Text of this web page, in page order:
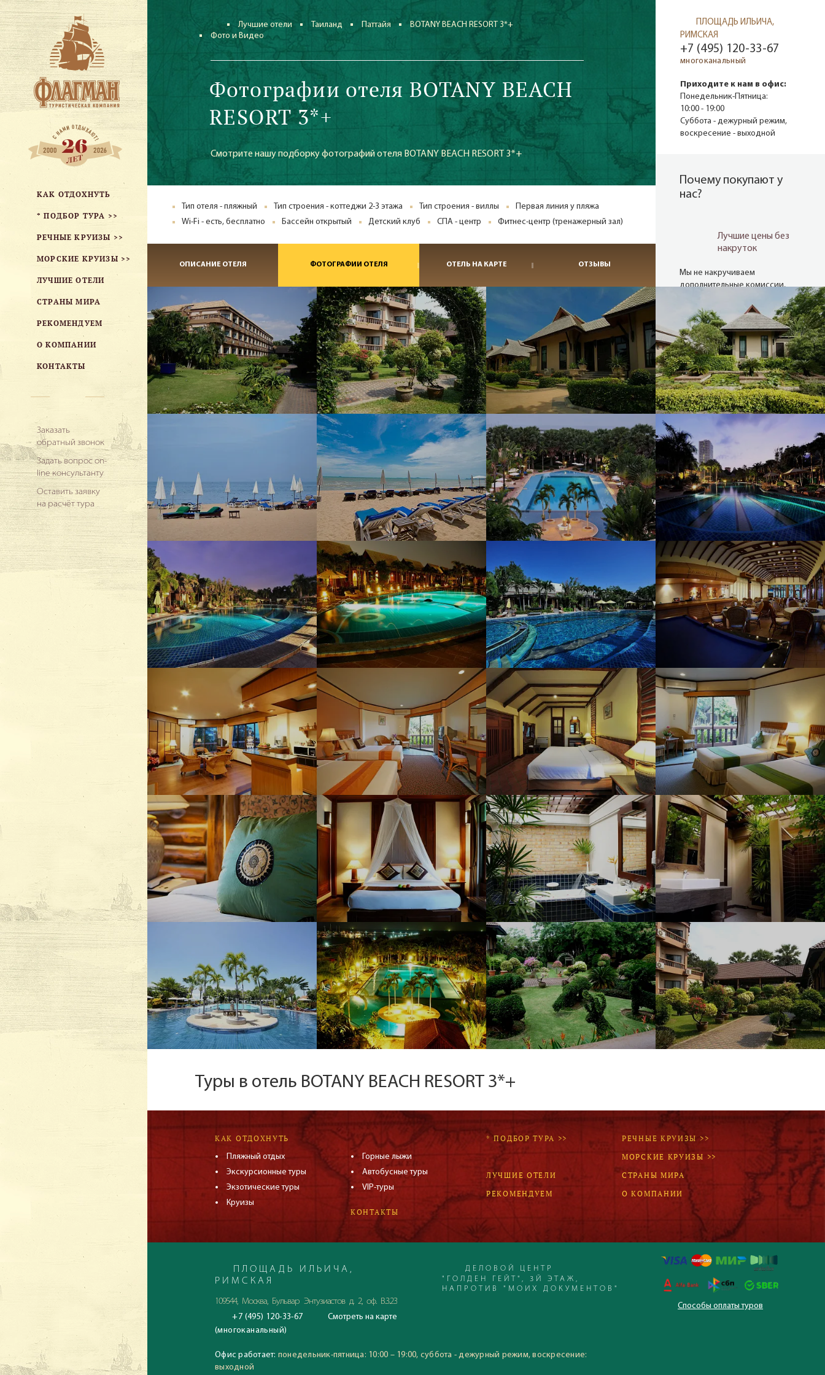
КАК ОТДОХНУТЬ
* ПОДБОР ТУРА >>
РЕЧНЫЕ КРУИЗЫ >>
МОРСКИЕ КРУИЗЫ >>
ЛУЧШИЕ ОТЕЛИ
СТРАНЫ МИРА
РЕКОМЕНДУЕМ
О КОМПАНИИ
КОНТАКТЫ
Заказать
обратный звонок
Задать вопрос on-
line консультанту
Оставить заявку
на расчёт тура
Лучшие отели Таиланд Паттайя
BOTANY BEACH RESORT 3*+
Фото и Видео
Фотографии отеля BOTANY BEACH
RESORT 3*+
Смотрите нашу подборку фотографий отеля BOTANY BEACH RESORT 3*+
Тип отеля - пляжный Тип строения - коттеджи 2-3 этажа Тип строения - виллы
Первая линия у пляжа
Wi-Fi - есть, бесплатно
Бассейн открытый Детский клуб СПА - центр Фитнес-центр (тренажерный зал)
ОПИСАНИЕ ОТЕЛЯ ФОТОГРАФИИ ОТЕЛЯ ОТЕЛЬ НА КАРТЕ ОТЗЫВЫ
ПЛОЩАДЬ ИЛЬИЧА,
РИМСКАЯ
+7 (495) 120-33-67
многоканальный
Приходите к нам в офис:
Понедельник-Пятница:
10:00 - 19:00
Суббота - дежурный режим,
воскресение - выходной
Почему покупают у
нас?
Лучшие цены без
накруток
Мы не накручиваем
дополнительные комиссии,
туроператора, а при
проведении акций и немного
ниже.
Надежные
туроператоры
В нашей базе 27 сайтов
надёжных операторов (хотя
можем опросить и 80). Мы
снимаем актуальные цены с
сайтов в режиме реального
времени.
Опытные
менеджеры
Наш девиз – «продаём то, что
видели сами». Наши
менеджеры проводят
регулярные инспекции отелей,
посещают семинары и
рекламные туры.
Мы проверяем
цены
Мы не продаём туры он-лайн.
Сначала наш менеджер
убедится в наличии тура по
указанной цене и только после
это связывается с клиентом.
Да! Это не современно, но зато
надёжно!
Туры в отель BOTANY BEACH RESORT 3*+
КАК ОТДОХНУТЬ
Пляжный отдых
Экскурсионные туры
Экзотические туры
Круизы
Горные лыжи
Автобусные туры
VIP-туры
* ПОДБОР ТУРА >>
РЕЧНЫЕ КРУИЗЫ >>
МОРСКИЕ КРУИЗЫ >>
ЛУЧШИЕ ОТЕЛИ
СТРАНЫ МИРА
РЕКОМЕНДУЕМ
О КОМПАНИИ
КОНТАКТЫ
ПЛОЩАДЬ ИЛЬИЧА,
РИМСКАЯ
109544, Москва, Бульвар Энтузиастов д. 2, оф. В.3.23
+7 (495) 120-33-67
(многоканальный)
Смотреть на карте
ДЕЛОВОЙ ЦЕНТР
"ГОЛДЕН ГЕЙТ", 3Й ЭТАЖ,
НАПРОТИВ "МОИХ ДОКУМЕНТОВ"
воскресение: выходной
Офис работает: понедельник-пятница: 10:00 – 19:00, суббота - дежурный режим, воскресение:
выходной
Способы оплаты туров